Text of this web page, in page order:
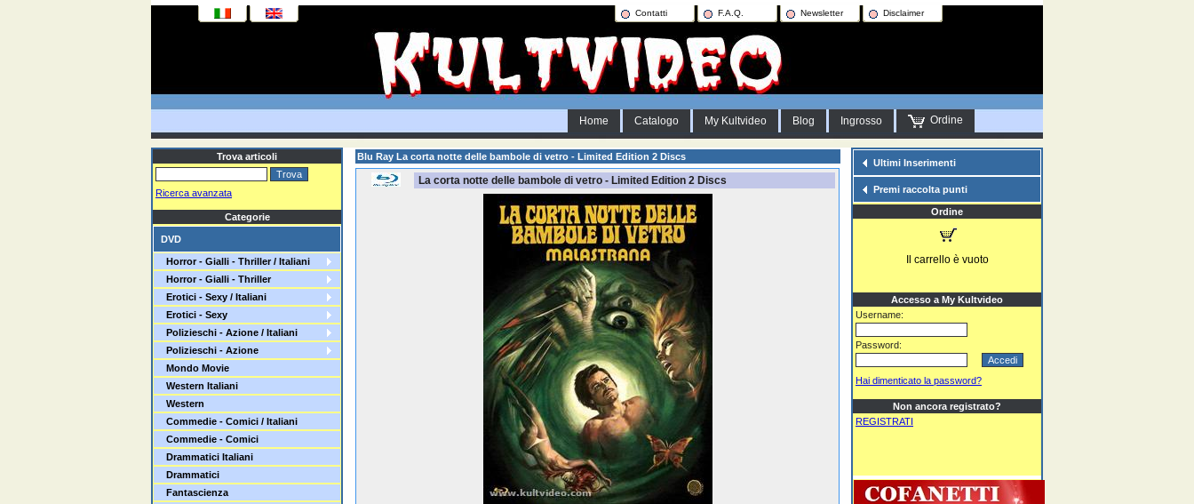
Contatti F.A.Q. Newsletter Disclaimer
Home Catalogo My Kultvideo Blog Ingrosso Ordine
Trova articoli
Ricerca avanzata
Categorie
DVD
Horror - Gialli - Thriller / Italiani
Horror - Gialli - Thriller
Erotici - Sexy / Italiani
Erotici - Sexy
Polizieschi - Azione / Italiani
Polizieschi - Azione
Mondo Movie
Western Italiani
Western
Commedie - Comici / Italiani
Commedie - Comici
Drammatici Italiani
Drammatici
Fantascienza
Blu Ray La corta notte delle bambole di vetro - Limited Edition 2 Discs
La corta notte delle bambole di vetro - Limited Edition 2 Discs
Ultimi Inserimenti
Premi raccolta punti
Ordine
Il carrello è vuoto
Accesso a My Kultvideo
Username:
Password:
Hai dimenticato la password?
Non ancora registrato?
REGISTRATI